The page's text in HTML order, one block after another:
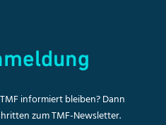
informiert bleiben? Dann
zum TMF-Newsletter.